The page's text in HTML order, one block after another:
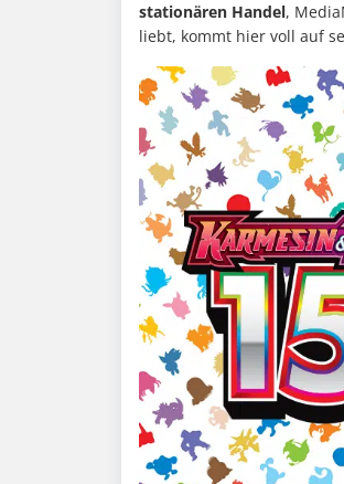
stationären Handel,
liebt, kommt hier voll auf